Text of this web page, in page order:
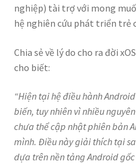
nghiệp) tài trợ với mong
hệ nghiên cứu phát triển trẻ
Chia sẻ về lý do cho ra đời
cho biết:
“Hiện tại hệ điều hành
biến, tuy nhiên vì nhiều
chưa thể cập nhật phiên bản
mình. Điều này giải thích tại
dựa trên nền tảng Android